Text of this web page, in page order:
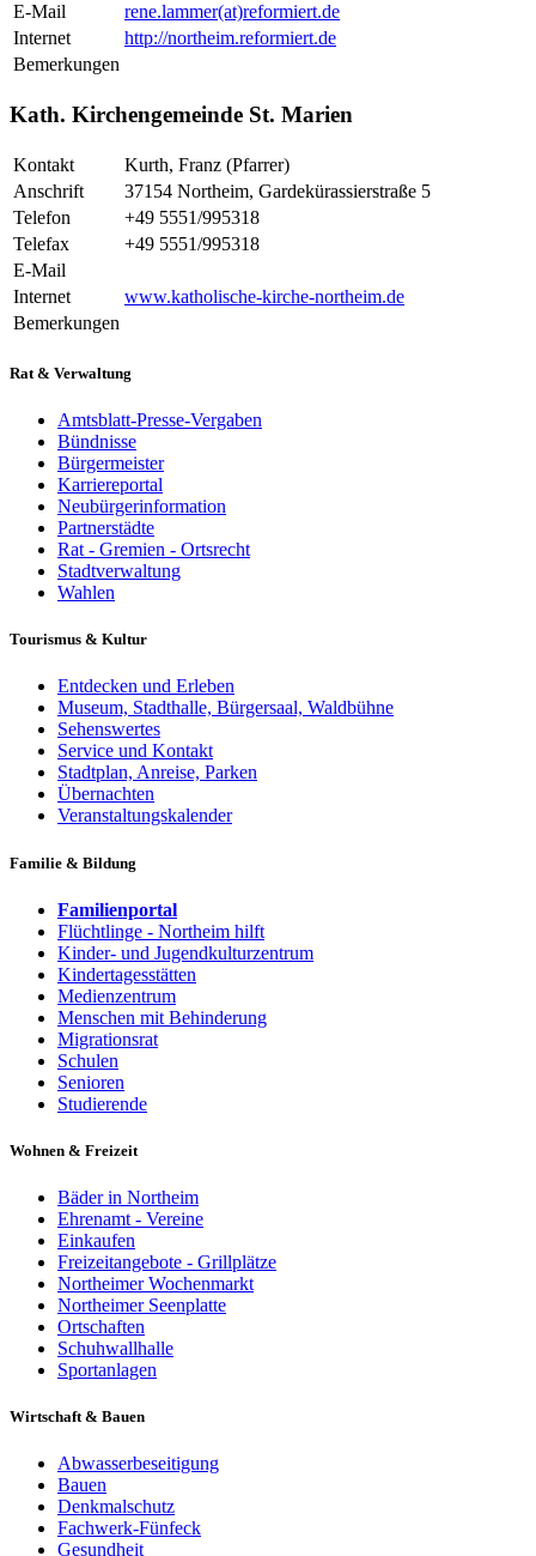
E-Mail
rene.lammer(at)reformiert.de
Internet
http://northeim.reformiert.de
Bemerkungen
Kath. Kirchengemeinde St. Marien
Kontakt
Kurth, Franz (Pfarrer)
Anschrift
37154 Northeim, Gardekürassierstraße 5
Telefon
+49 5551/995318
Telefax
+49 5551/995318
E-Mail
Internet
www.katholische-kirche-northeim.de
Bemerkungen
Rat & Verwaltung
Amtsblatt-Presse-Vergaben
Bündnisse
Bürgermeister
Karriereportal
Neubürgerinformation
Partnerstädte
Rat - Gremien - Ortsrecht
Stadtverwaltung
Wahlen
Tourismus & Kultur
Entdecken und Erleben
Museum, Stadthalle, Bürgersaal, Waldbühne
Sehenswertes
Service und Kontakt
Stadtplan, Anreise, Parken
Übernachten
Veranstaltungskalender
Familie & Bildung
Familienportal
Flüchtlinge - Northeim hilft
Kinder- und Jugendkulturzentrum
Kindertagesstätten
Medienzentrum
Menschen mit Behinderung
Migrationsrat
Schulen
Senioren
Studierende
Wohnen & Freizeit
Bäder in Northeim
Ehrenamt - Vereine
Einkaufen
Freizeitangebote - Grillplätze
Northeimer Wochenmarkt
Northeimer Seenplatte
Ortschaften
Schuhwallhalle
Sportanlagen
Wirtschaft & Bauen
Abwasserbeseitigung
Bauen
Denkmalschutz
Fachwerk-Fünfeck
Gesundheit